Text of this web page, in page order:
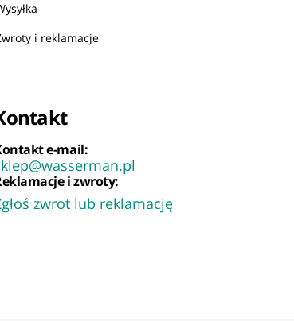
i reklamacje
e-mail:
i zwroty:
zwrot lub reklamację